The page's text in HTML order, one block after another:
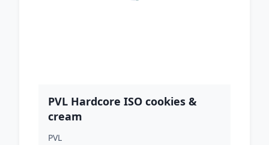
PVL Hardcore ISO cookies &
cream
PVL